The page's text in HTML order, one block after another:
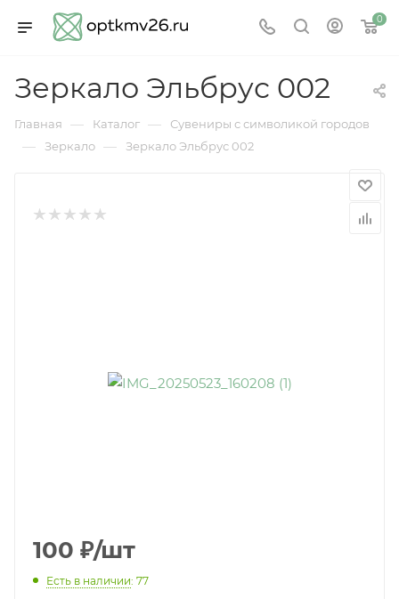
0
Зеркало Эльбрус 002
Главная — Каталог — Сувениры с символикой городов
— Зеркало — Зеркало Эльбрус 002
100 ₽/шт
Есть в наличии: 77